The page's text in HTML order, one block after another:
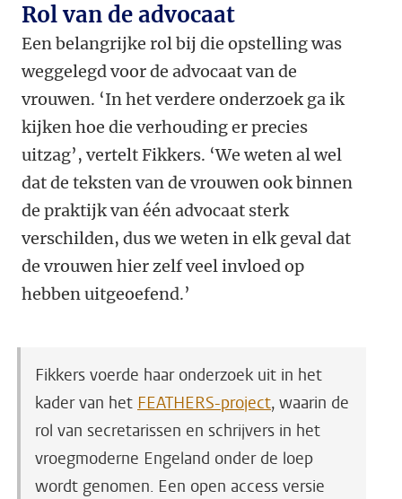
Rol van de advocaat
Een belangrijke rol bij die opstelling was
weggelegd voor de advocaat van de
vrouwen. ‘In het verdere onderzoek ga ik
kijken hoe die verhouding er precies
uitzag’, vertelt Fikkers. ‘We weten al wel
dat de teksten van de vrouwen ook binnen
de praktijk van één advocaat sterk
verschilden, dus we weten in elk geval dat
de vrouwen hier zelf veel invloed op
hebben uitgeoefend.’
Fikkers voerde haar onderzoek uit in het
kader van het FEATHERS-project, waarin de
rol van secretarissen en schrijvers in het
vroegmoderne Engeland onder de loep
wordt genomen. Een open access versie